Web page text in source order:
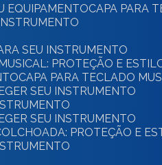
EQUIPAMENTO
CAPA PARA
SEU INSTRUMENTO
PROTEÇÃO E
CAPA PARA TECLADO
SEU INSTRUMENTO
SEU INSTRUMENTO
PROTEÇÃO E